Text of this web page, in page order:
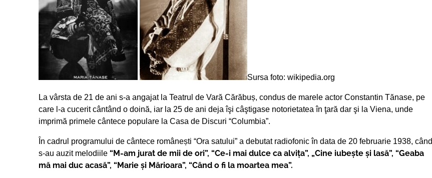
Sursa foto: wikipedia.org
La vârsta de 21 de ani s-a angajat la Teatrul de Vară Cărăbuș, condus de marele actor Constantin Tănase, pe
care l-a cucerit cântând o doină, iar la 25 de ani deja îşi câştigase notorietatea în ţară dar şi la Viena, unde
imprimă primele cântece populare la Casa de Discuri “Columbia”.
În cadrul programului de cântece românești “Ora satului” a debutat radiofonic în data de 20 februarie 1938, când
s-au auzit melodiile “M-am jurat de mii de ori”, “Ce-i mai dulce ca alvița”, „Cine iubeşte şi lasă”, “Geaba
mă mai duc acasă”, “Marie și Mărioara”, “Când o fi la moartea mea”.